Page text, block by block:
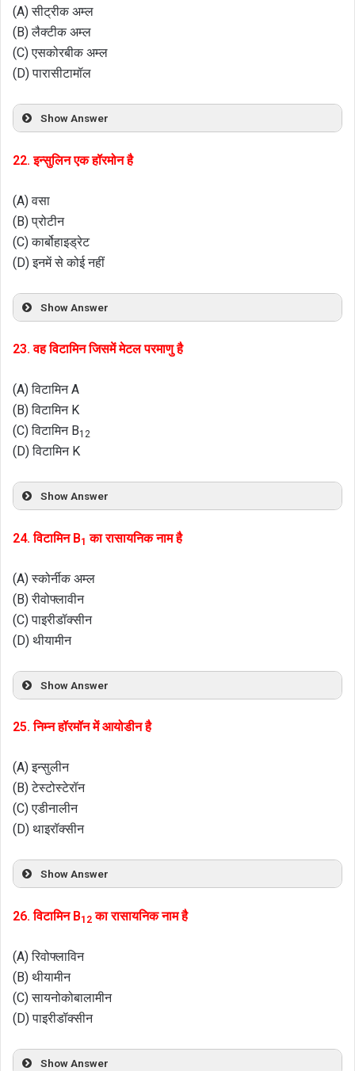
(A) सीट्रीक अम्ल
(B) लैक्टीक अम्ल
(C) एसकोरबीक अम्ल
(D) पारासीटामॉल
Show Answer
22. इन्सुलिन एक हॉरमोन है
(A) वसा
(B) प्रोटीन
(C) कार्बोहाइड्रेट
(D) इनमें से कोई नहीं
Show Answer
23. वह विटामिन जिसमें मेटल परमाणु है
(A) विटामिन A
(B) विटामिन K
(C) विटामिन B12
(D) विटामिन K
Show Answer
24. विटामिन B1 का रासायनिक नाम है
(A) स्कोर्नीक अम्ल
(B) रीवोफ्लावीन
(C) पाइरीडॉक्सीन
(D) थीयामीन
Show Answer
25. निम्न हॉरमॉन में आयोडीन है
(A) इन्सुलीन
(B) टेस्टोस्टेरॉन
(C) एडीनालीन
(D) थाइरॉक्सीन
Show Answer
26. विटामिन B12 का रासायनिक नाम है
(A) रिवोफ्लाविन
(B) थीयामीन
(C) सायनोकोबालामीन
(D) पाइरीडॉक्सीन
Show Answer